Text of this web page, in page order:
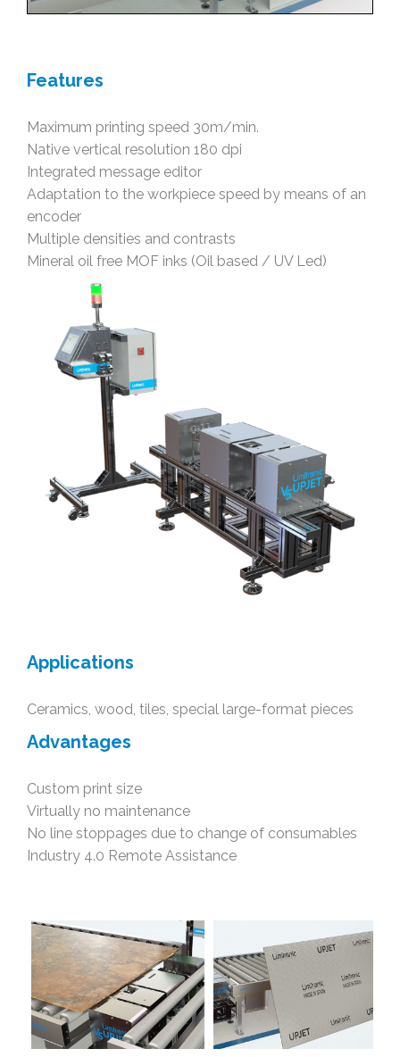
Features
Maximum printing speed 30m/min.
Native vertical resolution 180 dpi
Integrated message editor
Adaptation to the workpiece speed by means of an
encoder
Multiple densities and contrasts
Mineral oil free MOF inks (Oil based / UV Led)
Applications
Ceramics, wood, tiles, special large-format pieces
Advantages
Custom print size
Virtually no maintenance
No line stoppages due to change of consumables
Industry 4.0 Remote Assistance